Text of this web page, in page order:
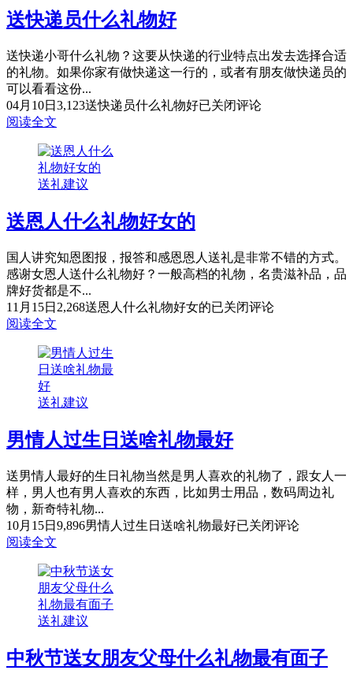
送快递员什么礼物好
送快递小哥什么礼物？这要从快递的行业特点出发去选择合适
的礼物。如果你家有做快递这一行的，或者有朋友做快递员的
可以看看这份...
04月10日 3,123送快递员什么礼物好已关闭评论
阅读全文
送礼建议
送恩人什么礼物好女的
国人讲究知恩图报，报答和感恩恩人送礼是非常不错的方式。
感谢女恩人送什么礼物好？一般高档的礼物，名贵滋补品，品
牌好货都是不...
11月15日 2,268送恩人什么礼物好女的已关闭评论
阅读全文
送礼建议
男情人过生日送啥礼物最好
送男情人最好的生日礼物当然是男人喜欢的礼物了，跟女人一
样，男人也有男人喜欢的东西，比如男士用品，数码周边礼
物，新奇特礼物...
10月15日 9,896男情人过生日送啥礼物最好已关闭评论
阅读全文
送礼建议
中秋节送女朋友父母什么礼物最有面子